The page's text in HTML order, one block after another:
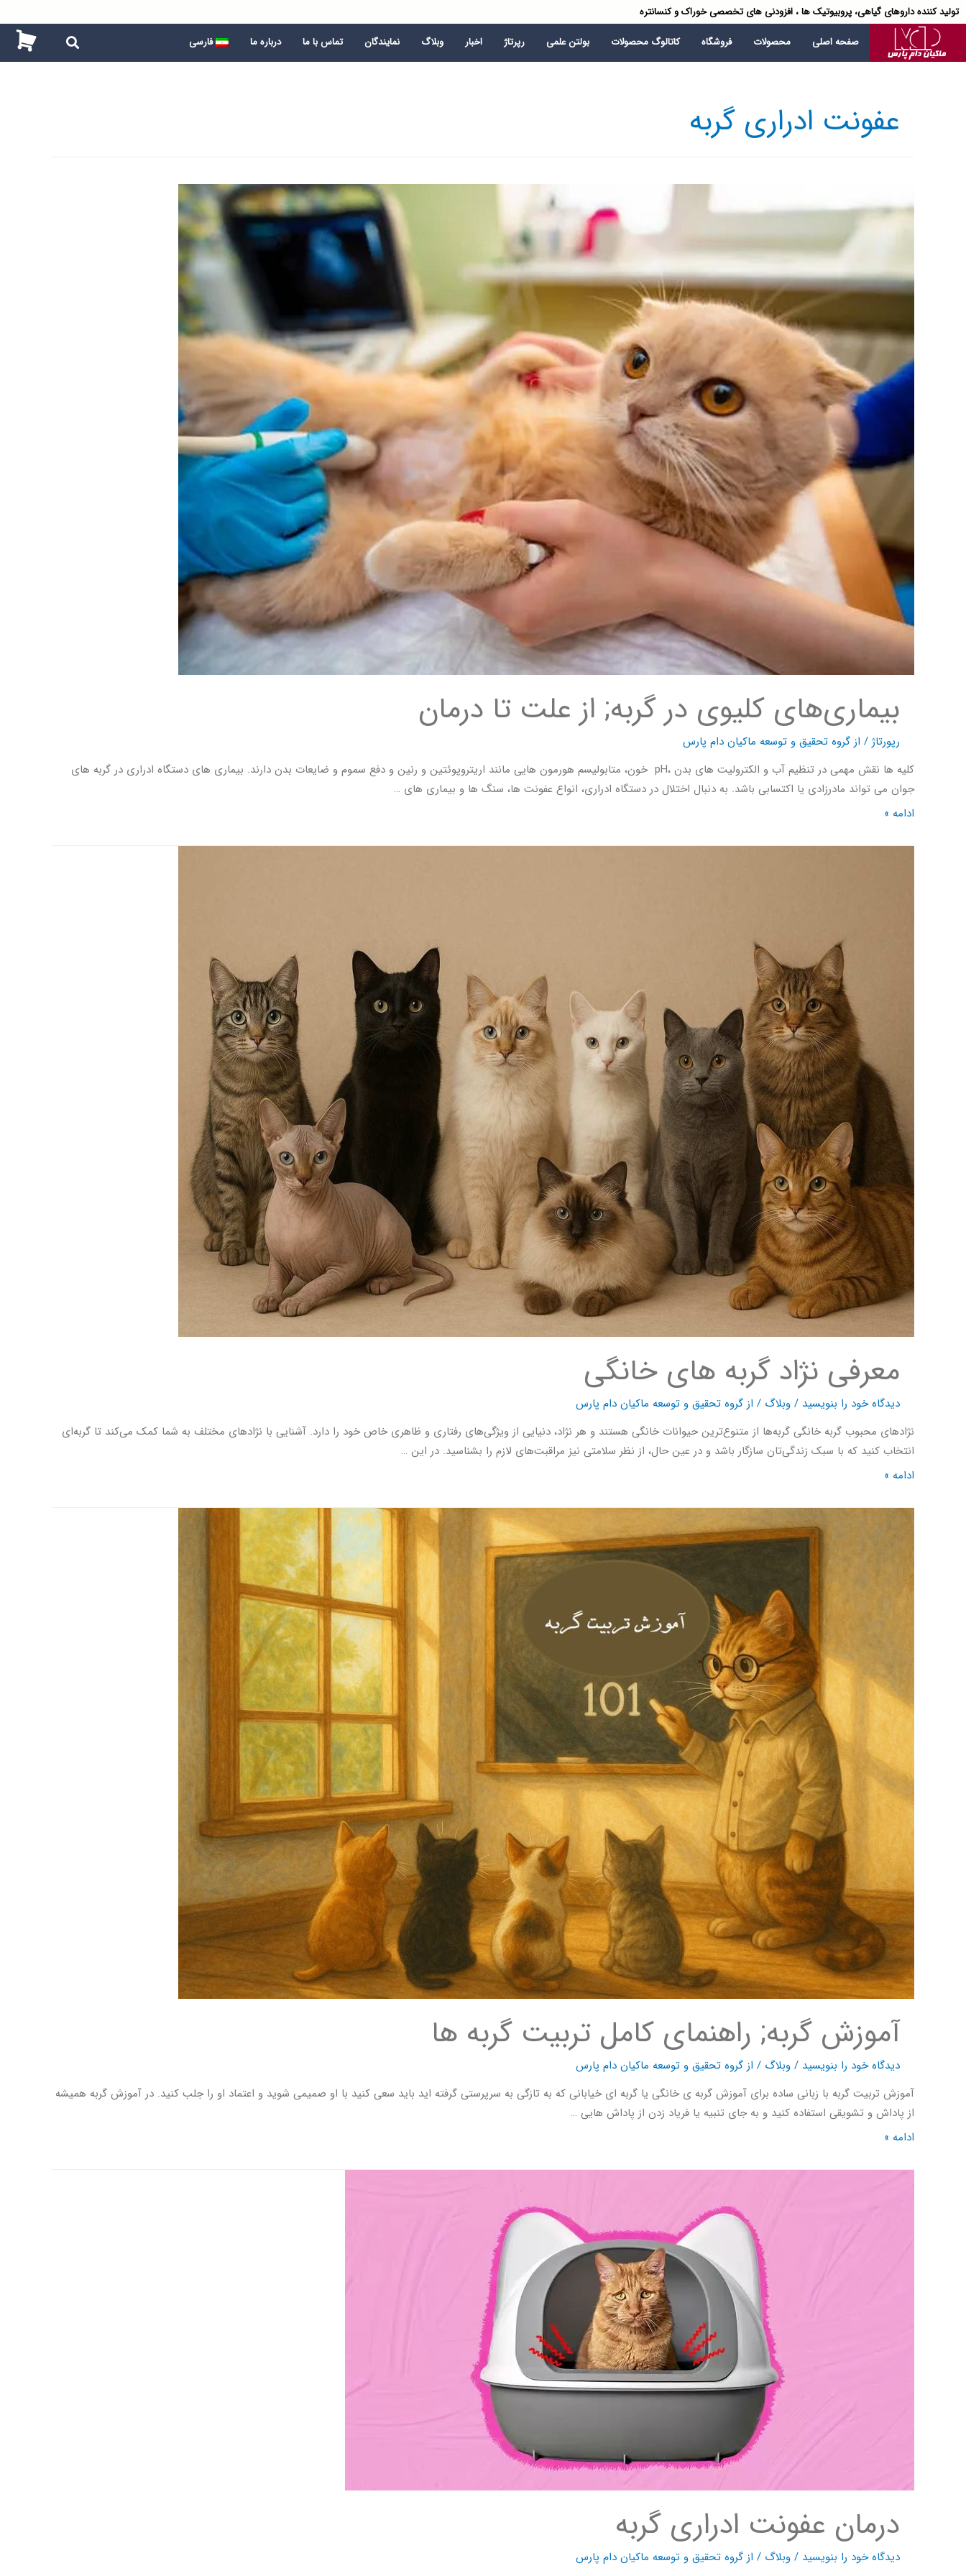
تولید کننده داروهای گیاهی، پروبیوتیک ها ، افزودنی های تخصصی خوراک و کنسانتره
صفحه اصلی محصولات فروشگاه کاتالوگ محصولات بولتن علمی رپرتاژ اخبار وبلاگ نمایندگان تماس با ما درباره ما فارسی
عفونت ادراری گربه
بیماری‌های کلیوی در گربه; از علت تا درمان
رپورتاژ / از گروه تحقیق و توسعه ماکیان دام پارس
کلیه ها نقش مهمی در تنظیم آب و الکترولیت های بدن ،pH خون، متابولیسم هورمون هایی مانند اریتروپوئتین و رنین و دفع سموم و ضایعات بدن دارند. بیماری های دستگاه ادراری در گربه های
جوان می تواند مادرزادی یا اکتسابی باشد. به دنبال اختلال در دستگاه ادراری، انواع عفونت ها، سنگ ها و بیماری های …
ادامه »
معرفی نژاد گربه های خانگی
دیدگاه‌ خود را بنویسید / وبلاگ / از گروه تحقیق و توسعه ماکیان دام پارس
نژادهای محبوب گربه خانگی گربه‌ها از متنوع‌ترین حیوانات خانگی هستند و هر نژاد، دنیایی از ویژگی‌های رفتاری و ظاهری خاص خود را دارد. آشنایی با نژادهای مختلف به شما کمک می‌کند تا گربه‌ای
انتخاب کنید که با سبک زندگی‌تان سازگار باشد و در عین حال، از نظر سلامتی نیز مراقبت‌های لازم را بشناسید. در این …
ادامه »
آموزش گربه; راهنمای کامل تربیت گربه ها
دیدگاه‌ خود را بنویسید / وبلاگ / از گروه تحقیق و توسعه ماکیان دام پارس
آموزش تربیت گربه با زبانی ساده برای آموزش گربه ی خانگی یا گربه ای خیابانی که به تازگی به سرپرستی گرفته اید باید سعی کنید با او صمیمی شوید و اعتماد او را جلب کنید. در آموزش گربه همیشه
از پاداش و تشویقی استفاده کنید و به جای تنبیه یا فریاد زدن از پاداش ‌هایی …
ادامه »
درمان عفونت ادراری گربه
دیدگاه‌ خود را بنویسید / وبلاگ / از گروه تحقیق و توسعه ماکیان دام پارس